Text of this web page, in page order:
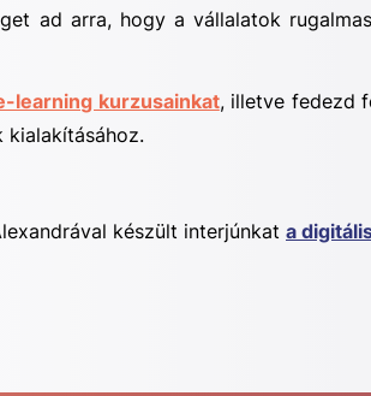
ad arra, hogy a vállalatok
learning kurzusainkat, illetve fedezd
kialakításához.
készült interjúnkat a